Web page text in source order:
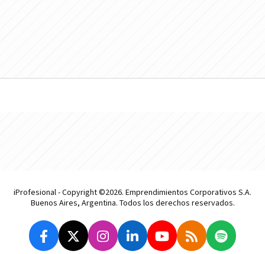
iProfesional - Copyright ©2026. Emprendimientos Corporativos S.A.
Buenos Aires, Argentina. Todos los derechos reservados.